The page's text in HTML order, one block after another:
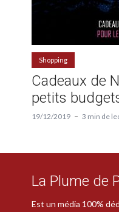
Shopping
Cadeaux de
petits
19/12/2019 3 min de
La Plume de
Est un média 100%